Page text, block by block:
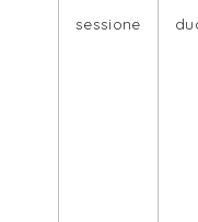
sessione